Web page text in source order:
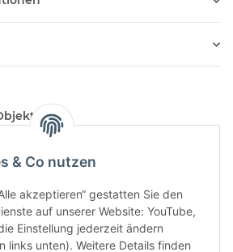
& Co nutzen
akzeptieren“ gestatten Sie den
auf unserer Website: YouTube,
Einstellung jederzeit ändern
links unten). Weitere Details finden
17